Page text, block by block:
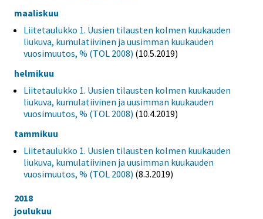
maaliskuu
Liitetaulukko 1. Uusien tilausten kolmen kuukauden
liukuva, kumulatiivinen ja uusimman kuukauden
vuosimuutos, % (TOL 2008) (10.5.2019)
helmikuu
Liitetaulukko 1. Uusien tilausten kolmen kuukauden
liukuva, kumulatiivinen ja uusimman kuukauden
vuosimuutos, % (TOL 2008) (10.4.2019)
tammikuu
Liitetaulukko 1. Uusien tilausten kolmen kuukauden
liukuva, kumulatiivinen ja uusimman kuukauden
vuosimuutos, % (TOL 2008) (8.3.2019)
2018
joulukuu